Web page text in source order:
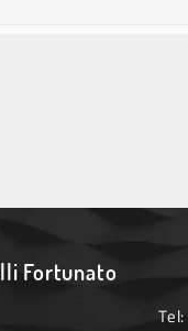
Fortunato
Tel: